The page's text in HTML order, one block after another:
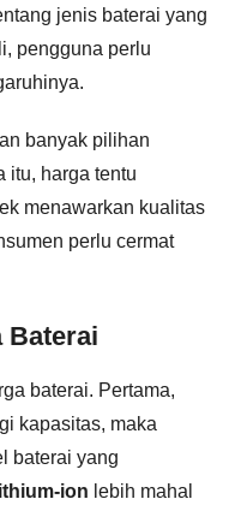
jenis baterai yang
pengguna perlu
banyak pilihan
itu, harga tentu
menawarkan kualitas
perlu cermat
Baterai
baterai. Pertama,
kapasitas, maka
baterai yang
ion lebih mahal